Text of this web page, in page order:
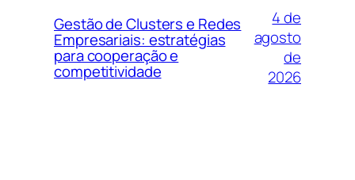
Gestão de Clusters e Redes
Empresariais: estratégias
para cooperação e
competitividade
4 de
agosto
de
2026